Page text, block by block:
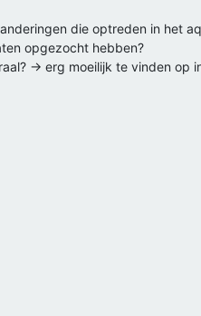
die optreden in het
opgezocht hebben?
→ erg moeilijk te vinden op